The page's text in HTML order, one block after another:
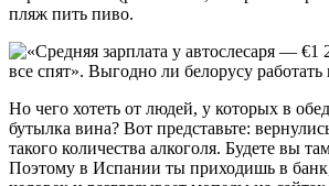
пляж пить пиво.
Но чего хотеть от людей, у которых в
бутылка вина? Вот представьте:
такого количества алкоголя. Будете вы
Поэтому в Испании ты приходишь в